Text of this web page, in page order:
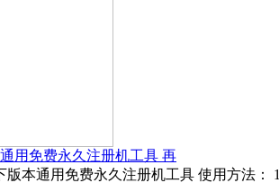
用免费永久注册机工具 再
版本通用免费永久注册机工具 使用方法：